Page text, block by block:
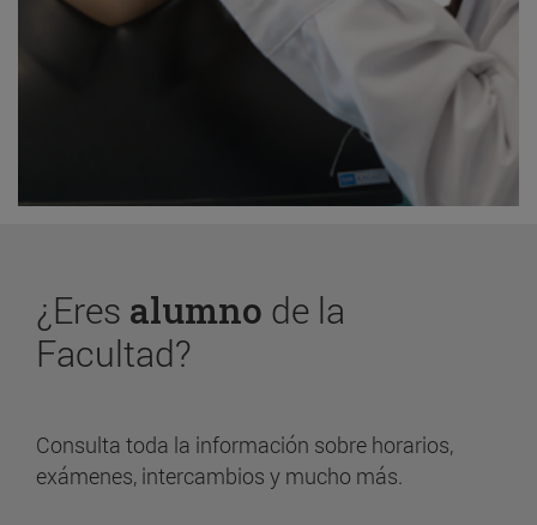
¿Eres alumno de la
Facultad?
Consulta toda la información sobre horarios,
exámenes, intercambios y mucho más.